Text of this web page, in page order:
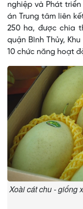
nghiệp và Phát
án Trung tâm liên
250 ha, được chia
quận Bình Thủy,
10 chức năng hoạt
Xoài cát chu - giống